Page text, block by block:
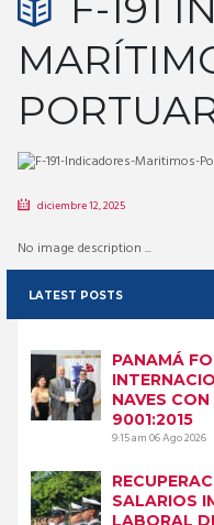
diciembre 12, 2025
No image description ...
LATEST POSTS
PANAMÁ
NAVES
9001:2015
9:15 am06 Ago 2026
SALARIOS
LABORAL